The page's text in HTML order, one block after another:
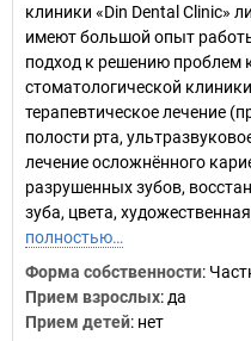
клиники «Din Dental Clinic»
имеют большой опыт
подход к решению проблем
стоматологической
терапевтическое лечение
полости рта,
лечение осложнённого
разрушенных зубов,
зуба, цвета,
полностью…
Форма собственности:
Прием взрослых: да
Прием детей: нет